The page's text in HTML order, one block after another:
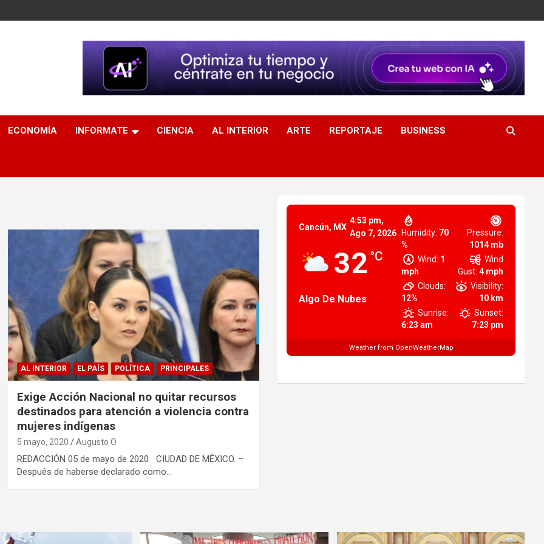
ECONOMÍA INFORMATE CIENCIA AL INTERIOR ARTE REPORTAJE BUSINESS
AL INTERIOR EL PAÍS POLÍTICA PRINCIPALES
Exige Acción Nacional no quitar recursos
destinados para atención a violencia contra
mujeres indígenas
5 mayo, 2020 Augusto O
REDACCIÓN 05 de mayo de 2020 CIUDAD DE MÉXICO. –
Después de haberse declarado como…
Cancún, MX
4:53 pm,
Ago 7, 2026
32 °C
Algo De Nubes
Humidity: 70
%
Pressure:
1014 mb
Wind: 1
mph
Wind
Gust: 4 mph
Clouds:
12%
Visibility:
10 km
Sunrise:
6:23 am
Sunset:
7:23 pm
Weather from OpenWeatherMap